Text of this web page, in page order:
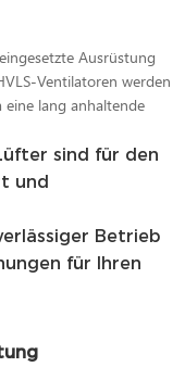
Ausrüstung
Ventilatoren werden
lang anhaltende
sind für den
und
Betrieb
für Ihren